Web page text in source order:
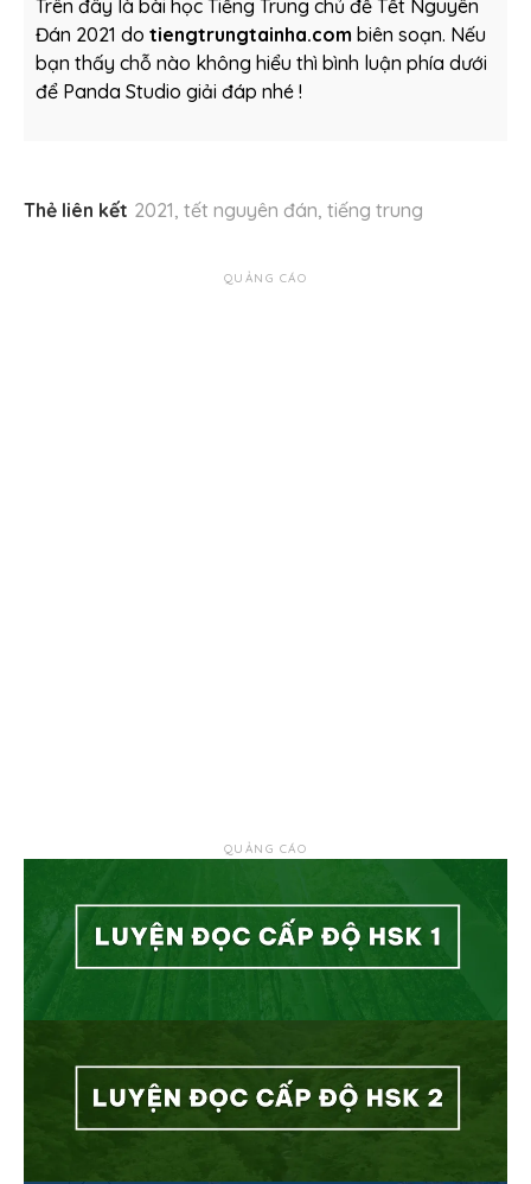
Trên đây là bài học Tiếng Trung chủ đề Tết Nguyên
Đán 2021 do tiengtrungtainha.com biên soạn. Nếu
bạn thấy chỗ nào không hiểu thì bình luận phía dưới
để Panda Studio giải đáp nhé !
Thẻ liên kết 2021 tết nguyên đán tiếng trung
QUẢNG CÁO
QUẢNG CÁO